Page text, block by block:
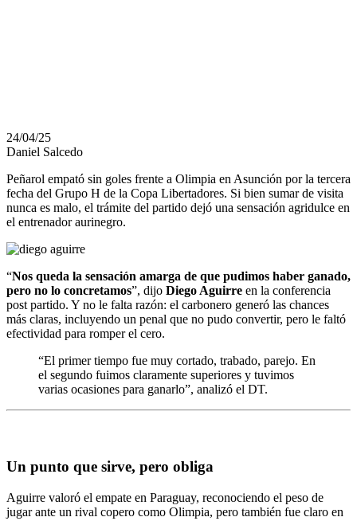
24/04/25
Daniel Salcedo
Peñarol empató sin goles frente a Olimpia en Asunción por la tercera
fecha del Grupo H de la Copa Libertadores. Si bien sumar de visita
nunca es malo, el trámite del partido dejó una sensación agridulce en
el entrenador aurinegro.
“Nos queda la sensación amarga de que pudimos haber ganado,
pero no lo concretamos”, dijo Diego Aguirre en la conferencia
post partido. Y no le falta razón: el carbonero generó las chances
más claras, incluyendo un penal que no pudo convertir, pero le faltó
efectividad para romper el cero.
“El primer tiempo fue muy cortado, trabado, parejo. En
el segundo fuimos claramente superiores y tuvimos
varias ocasiones para ganarlo”, analizó el DT.
Un punto que sirve, pero obliga
Aguirre valoró el empate en Paraguay, reconociendo el peso de
jugar ante un rival copero como Olimpia, pero también fue claro en